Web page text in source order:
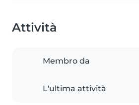
Attività
Membro da
L'ultima attività